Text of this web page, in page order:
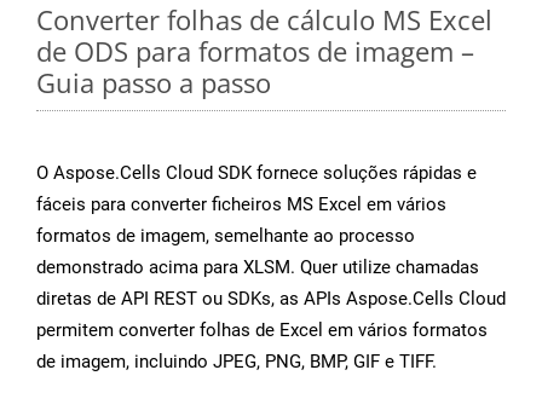
Converter folhas de cálculo MS Excel
de ODS para formatos de imagem –
Guia passo a passo
O Aspose.Cells Cloud SDK fornece soluções rápidas e
fáceis para converter ficheiros MS Excel em vários
formatos de imagem, semelhante ao processo
demonstrado acima para XLSM. Quer utilize chamadas
diretas de API REST ou SDKs, as APIs Aspose.Cells Cloud
permitem converter folhas de Excel em vários formatos
de imagem, incluindo JPEG, PNG, BMP, GIF e TIFF.